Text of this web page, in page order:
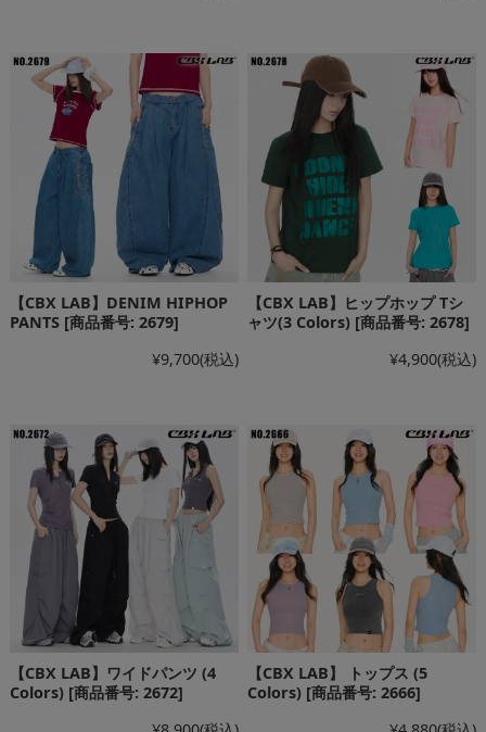
【CBX LAB】DENIM HIPHOP
PANTS [商品番号: 2679]
¥9,700(税込)
【CBX LAB】ヒップホップ Tシ
ャツ(3 Colors) [商品番号: 2678]
¥4,900(税込)
【CBX LAB】ワイドパンツ (4
Colors) [商品番号: 2672]
【CBX LAB】 トップス (5
Colors) [商品番号: 2666]